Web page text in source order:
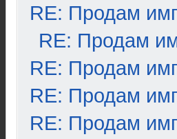
RE: Продам
RE: Продам
RE: Продам
RE: Продам
RE: Продам